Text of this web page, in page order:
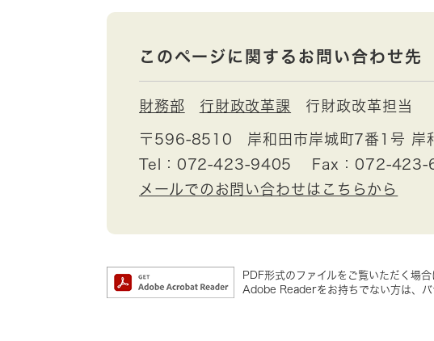
このページに関するお問い合わせ先
財務部 行財政改革課 行財政改革担当
〒596-8510
岸和田市岸城町7番1号 岸
Tel：072-423-9405
Fax：072-423-
メールでのお問い合わせはこちらから
PDF形式のファイルをご覧いただく場
Adobe Readerをお持ちでない方は、バ